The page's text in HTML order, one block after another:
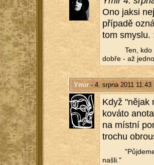
Ono jaksi
pří­pa­dě
tom smys­lu.
Ten,
dobře - až
Ymir- 4. srpna 2011 11:43
Když "nějak
ko­vá­to
na míst­ní
tro­chu
našli."